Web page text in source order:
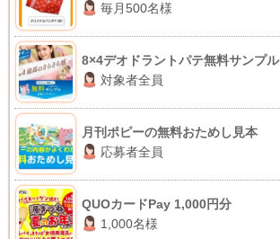
毎月500名様
8×4デオドラントパテ無料サンプル
対象者全員
月刊ポピーの無料おためし見本
応募者全員
QUOカードPay 1,000円分
1,000名様